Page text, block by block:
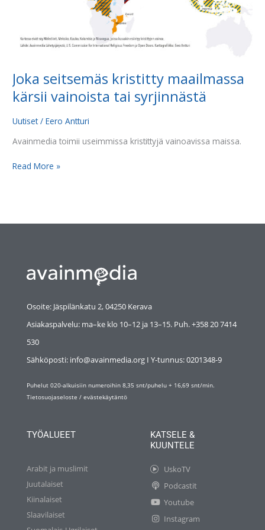
Joka seitsemäs kristitty maailmassa
kärsii vainoista tai syrjinnästä
Uutiset/Eero Antturi
Avainmedia toimii useimmissa kristittyjä vainoavissa maissa.
Read More »
Osoite: Jäspilänkatu 2, 04250 Kerava
Asiakaspalvelu: ma–ke klo 10–12 ja 13–15. Puh. +358 20 7414
530
Sähköposti: info@avainmedia.org I Y-tunnus:0201348-9
Puhelut 020-alkuisiin numeroihin 8,35 snt/puhelu + 16,69 snt/min.
Tietosuojaseloste / evästekäytäntö
TYÖALUEET
Arabit ja muslimit
Juutalaiset
Kiinalaiset
Slaavilaiset
KATSELE &
KUUNTELE
UskoTV
Podcastit
Youtube
Instagram